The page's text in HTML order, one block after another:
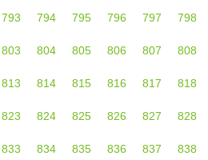
793 794 795 796 797 798
803 804 805 806 807 808
813 814 815 816 817 818
823 824 825 826 827 828
833 834 835 836 837 838